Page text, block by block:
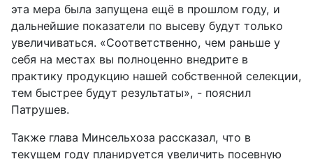
эта мера была запущена ещё в прошлом году, и
дальнейшие показатели по высеву будут только
увеличиваться. «Соответственно, чем раньше у
себя на местах вы полноценно внедрите в
практику продукцию нашей собственной селекции,
тем быстрее будут результаты», - пояснил
Патрушев.
Также глава Минсельхоза рассказал, что в
текущем году планируется увеличить посевную